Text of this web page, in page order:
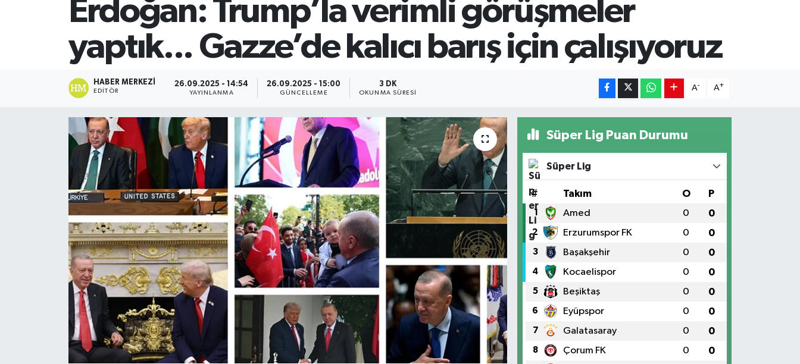
Erdoğan: Trump’la verimli görüşmeler
yaptık... Gazze’de kalıcı barış için çalışıyoruz
HABER MERKEZI
EDITÖR
26.09.2025 - 14:54
YAYINLANMA
26.09.2025 - 15:00
GÜNCELLEME
3 DK
OKUNMA SÜRESI
A- A+
Süper Lig Puan Durumu
Süper Lig
# Takım O P
1 Amed 0 0
2 Erzurumspor FK 0 0
3 Başakşehir 0 0
4 Kocaelispor 0 0
5 Beşiktaş 0 0
6 Eyüpspor 0 0
7 Galatasaray 0 0
8 Çorum FK 0 0
SİYASET
Teknoloji
TRABZON